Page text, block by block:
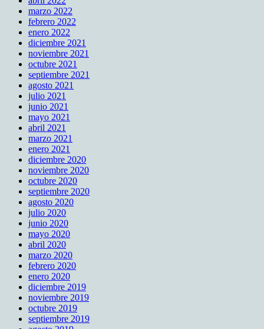
marzo 2022
febrero 2022
enero 2022
diciembre 2021
noviembre 2021
octubre 2021
septiembre 2021
agosto 2021
julio 2021
junio 2021
mayo 2021
abril 2021
marzo 2021
enero 2021
diciembre 2020
noviembre 2020
octubre 2020
septiembre 2020
agosto 2020
julio 2020
junio 2020
mayo 2020
abril 2020
marzo 2020
febrero 2020
enero 2020
diciembre 2019
noviembre 2019
octubre 2019
septiembre 2019